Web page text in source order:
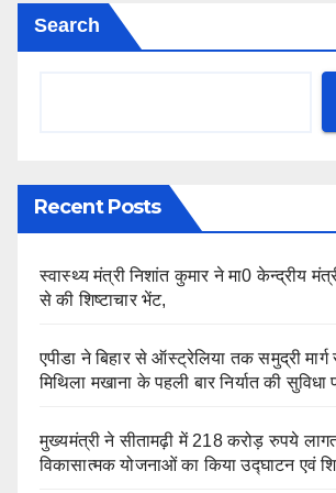
Search
Recent Posts
स्वास्थ्य मंत्री निशांत कुमार ने मा0 केन्द्रीय
से की शिष्टाचार भेंट,
एपीडा ने बिहार से ऑस्ट्रेलिया तक समुद्री
मिथिला मखाना के पहली बार निर्यात की सुविधा
मुख्यमंत्री ने सीतामढ़ी में 218 करोड़ रुपये
विकासात्मक योजनाओं का किया उद्घाटन एवं